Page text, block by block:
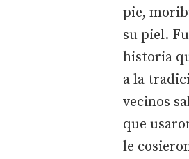
pie,
su piel.
historia
a la
vecinos
que
le